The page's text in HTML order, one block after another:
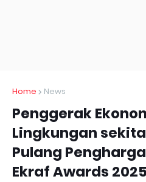
Home News
Penggerak
Lingkungan
Pulang
Ekraf Awards 2025